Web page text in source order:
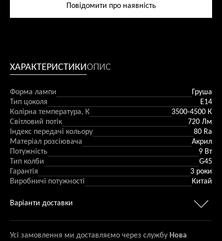
Повідомити про наявність
ХАРАКТЕРИСТИКИОПИС
Форма лампи
Груша
Тип цоколя
Е14
Колірна температура, К
3500-4500 К
Світловий потік
720 Лм
Індекс передачі кольору
80 Ra
Матеріал розсіювача
Акрил
Потужність
9 Вт
Тип колби
G45
Гарантія
3 роки
Виробничі потужності
Китай
Варіанти доставки
Усі замовлення ми доставляємо через службу Нова